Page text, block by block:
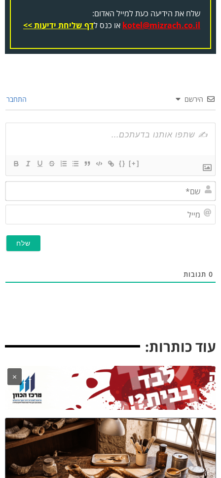
שלח את הידיעה כעת למייל האדום:
kotel@mizrach.co.ilאו כנס לדף שליחת ידיעות >>
הירשם התחבר
{}
כותרות:
×